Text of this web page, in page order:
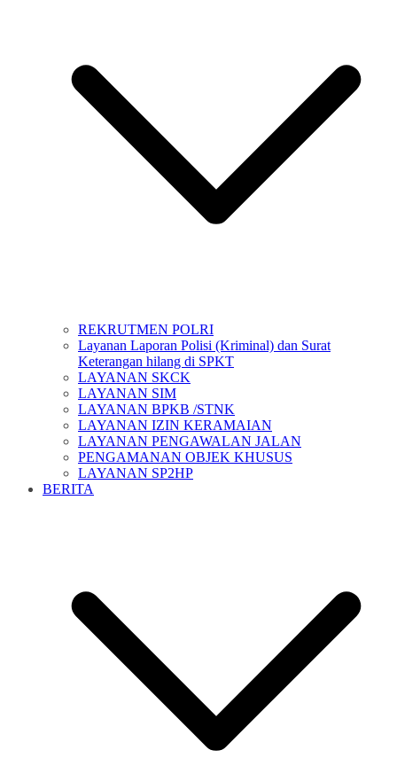
REKRUTMEN POLRI
Layanan Laporan Polisi (Kriminal) dan Surat
Keterangan hilang di SPKT
LAYANAN SKCK
LAYANAN SIM
LAYANAN BPKB /STNK
LAYANAN IZIN KERAMAIAN
LAYANAN PENGAWALAN JALAN
PENGAMANAN OBJEK KHUSUS
LAYANAN SP2HP
BERITA